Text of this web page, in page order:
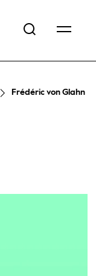
Frédéric von Glahn